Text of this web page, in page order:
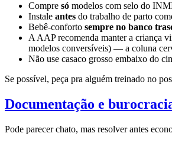
Compre só modelos com selo do
Instale antes do trabalho de parto
Bebê-conforto sempre no banco
A AAP recomenda manter a criança
modelos conversíveis) — a coluna
Não use casaco grosso embaixo do
Se possível, peça pra alguém treinado no
Documentação e
Pode parecer chato, mas resolver antes